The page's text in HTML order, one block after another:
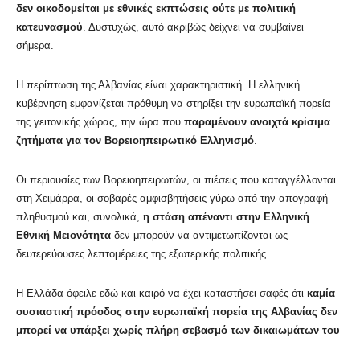
δεν οικοδομείται με εθνικές εκπτώσεις ούτε με πολιτική
κατευνασμού . Δυστυχώς, αυτό ακριβώς δείχνει να συμβαίνει
σήμερα.
Η περίπτωση της Αλβανίας είναι χαρακτηριστική. Η ελληνική
κυβέρνηση εμφανίζεται πρόθυμη να στηρίξει την ευρωπαϊκή πορεία
της γειτονικής χώρας, την ώρα που παραμένουν ανοιχτά κρίσιμα
ζητήματα για τον Βορειοηπειρωτικό Ελληνισμό
Οι περιουσίες των Βορειοηπειρωτών, οι πιέσεις που καταγγέλλονται
στη Χειμάρρα, οι σοβαρές αμφισβητήσεις γύρω από την απογραφή
πληθυσμού και, συνολικά, η στάση απέναντι στην Ελληνική
Εθνική Μειονότητα δεν μπορούν να αντιμετωπίζονται ως
δευτερεύουσες λεπτομέρειες της εξωτερικής πολιτικής.
Η Ελλάδα όφειλε εδώ και καιρό να έχει καταστήσει σαφές ότι καμία
ουσιαστική πρόοδος στην ευρωπαϊκή πορεία της Αλβανίας δεν
μπορεί να υπάρξει χωρίς πλήρη σεβασμό των δικαιωμάτων του